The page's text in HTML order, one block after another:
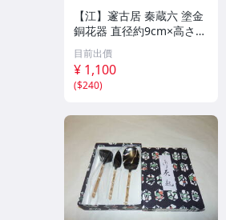
【江】邃古居 秦蔵六 塗金
銅花器 直径約9cm×高さ30
cm 在銘 共箱 古美術品(華
道具花生花瓶花生飾壺)BX
Z2737 LTahkp CTqxaf
目前出價
¥ 1,100
($240)